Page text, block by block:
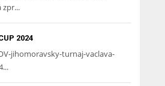
2024
jihomoravsky-turnaj-vaclava-